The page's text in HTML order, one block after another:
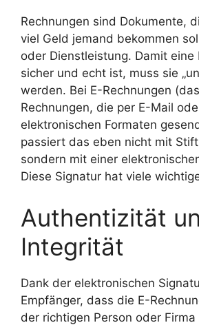
Rechnungen sind Dokumente,
viel Geld jemand bekommen
oder Dienstleistung. Damit eine
sicher und echt ist, muss sie
werden. Bei E-Rechnungen
Rechnungen, die per E-Mail
elektronischen Formaten
passiert das eben nicht mit
sondern mit einer
Diese Signatur hat viele
Authentizität
Integrität
Dank der elektronischen
Empfänger, dass die E-
der richtigen Person oder Firma